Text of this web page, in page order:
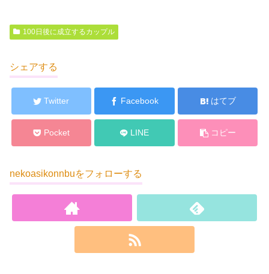
100日後に成立するカップル
シェアする
Twitter Facebook はてブ
Pocket LINE コピー
nekoasikonnbuをフォローする